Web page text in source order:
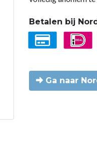
Betalen bij
Ga naar